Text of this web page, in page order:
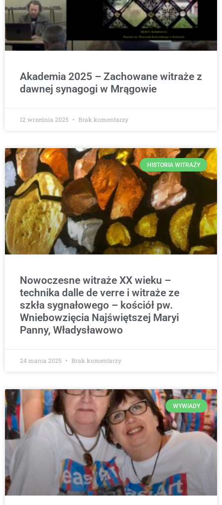
Akademia 2025 – Zachowane witraże z
dawnej synagogi w Mrągowie
12 września 2025 Brak komentarzy
HISTORIA WITRAŻY
Nowoczesne witraże XX wieku –
technika dalle de verre i witraże ze
szkła sygnałowego – kościół pw.
Wniebowzięcia Najświętszej Maryi
Panny, Władysławowo
24 marca 2025 Brak komentarzy
WYWIADY